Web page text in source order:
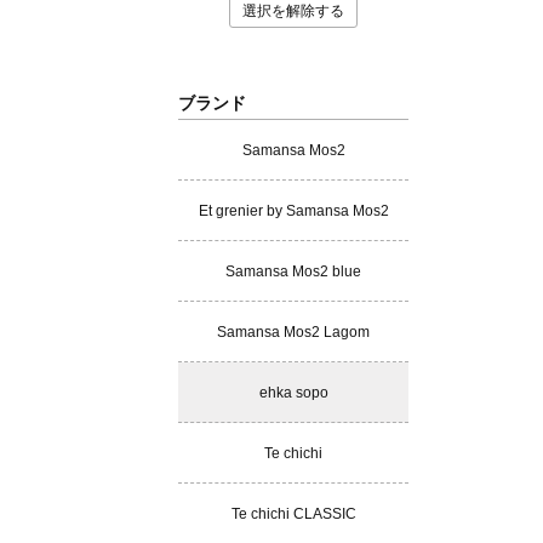
選択を解除する
ブランド
Samansa Mos2
Et grenier by Samansa Mos2
Samansa Mos2 blue
Samansa Mos2 Lagom
ehka sopo
Te chichi
Te chichi CLASSIC